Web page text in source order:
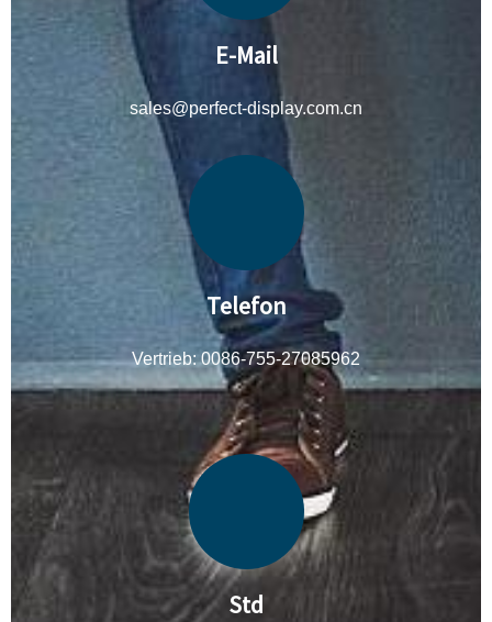
E-Mail
sales@perfect-display.com.cn
Telefon
Vertrieb: 0086-755-27085962
Std